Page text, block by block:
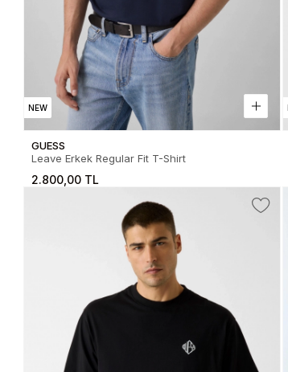
NEW
GUESS
Leave Erkek Regular Fit T-Shirt
2.800,00 TL